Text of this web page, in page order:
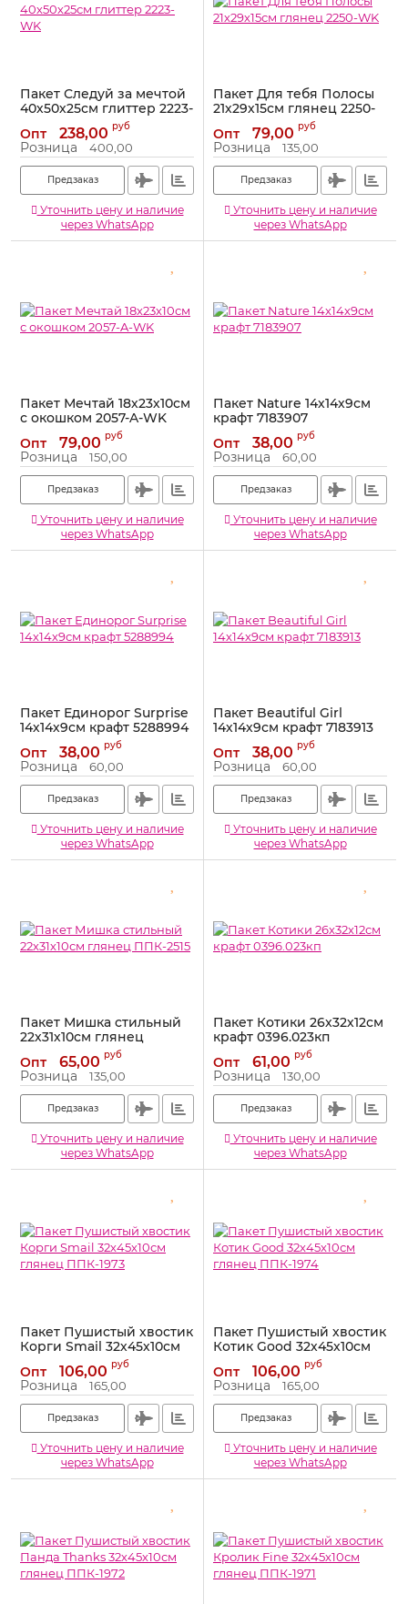
Пакет Следуй за мечтой
40х50х25см глиттер 2223-
Артикул: 2223-WK
Опт 238,00 руб
Розница 400,00
Предзаказ
Уточнить цену и наличие
через WhatsApp
Пакет Для тебя Полосы
21х29х15см глянец 2250-
Артикул: 2250-WK
Опт 79,00 руб
Розница 135,00
Предзаказ
Уточнить цену и наличие
через WhatsApp
Пакет Мечтай 18х23х10см
с окошком 2057-A-WK
Артикул: 2057-A-WK
Опт 79,00 руб
Розница 150,00
Предзаказ
Уточнить цену и наличие
через WhatsApp
Пакет Nature 14х14х9см
крафт 7183907
Артикул: 7183907
Опт 38,00 руб
Розница 60,00
Предзаказ
Уточнить цену и наличие
через WhatsApp
Пакет Единорог Surprise
14х14х9см крафт 5288994
Артикул: 5288994
Опт 38,00 руб
Розница 60,00
Предзаказ
Уточнить цену и наличие
через WhatsApp
Пакет Beautiful Girl
14х14х9см крафт 7183913
Артикул: 7183913
Опт 38,00 руб
Розница 60,00
Предзаказ
Уточнить цену и наличие
через WhatsApp
Пакет Мишка стильный
22х31х10см глянец
Артикул: ППК-2515
Опт 65,00 руб
Розница 135,00
Предзаказ
Уточнить цену и наличие
через WhatsApp
Пакет Котики 26х32х12см
крафт 0396.023кп
Артикул: 0396.023кп
Опт 61,00 руб
Розница 130,00
Предзаказ
Уточнить цену и наличие
через WhatsApp
Пакет Пушистый хвостик
Корги Smail 32х45х10см
глянец ППК-1973
Артикул: ППК-1973
Опт 106,00 руб
Розница 165,00
Предзаказ
Уточнить цену и наличие
через WhatsApp
Пакет Пушистый хвостик
Котик Good 32х45х10см
глянец ППК-1974
Артикул: ППК-1974
Опт 106,00 руб
Розница 165,00
Предзаказ
Уточнить цену и наличие
через WhatsApp